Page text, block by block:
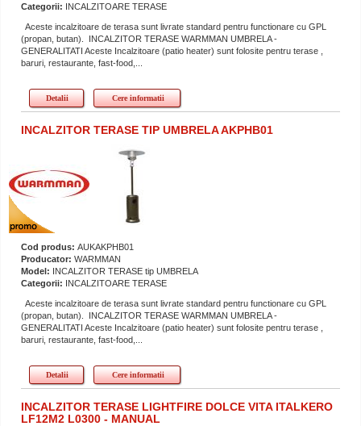
Categorii: INCALZITOARE TERASE
Aceste incalzitoare de terasa sunt livrate standard pentru functionare cu GPL
(propan, butan). INCALZITOR TERASE WARMMAN UMBRELA -
GENERALITATI Aceste Incalzitoare (patio heater) sunt folosite pentru terase ,
baruri, restaurante, fast-food,...
Detalii Cere informatii
INCALZITOR TERASE TIP UMBRELA AKPHB01
Cod produs: AUKAKPHB01
Producator: WARMMAN
Model: INCALZITOR TERASE tip UMBRELA
Categorii: INCALZITOARE TERASE
Aceste incalzitoare de terasa sunt livrate standard pentru functionare cu GPL
(propan, butan). INCALZITOR TERASE WARMMAN UMBRELA -
GENERALITATI Aceste Incalzitoare (patio heater) sunt folosite pentru terase ,
baruri, restaurante, fast-food,...
Detalii Cere informatii
INCALZITOR TERASE LIGHTFIRE DOLCE VITA ITALKERO
LF12M2 L0300 - MANUAL